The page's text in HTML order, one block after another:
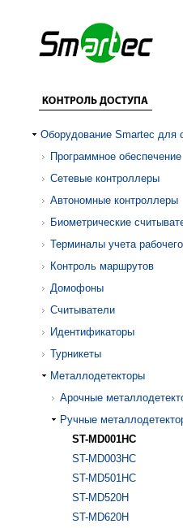
Оборудование Smartec для
Программное обеспечение
Сетевые контроллеры
Автономные контроллеры
Биометрические
Терминалы учета
Контроль маршрутов
Домофоны
Считыватели
Идентификаторы
Турникеты
Металлодетекторы
Арочные
Ручные
ST-MD001HC
ST-MD003HC
ST-MD501HC
ST-MD520H
ST-MD620H